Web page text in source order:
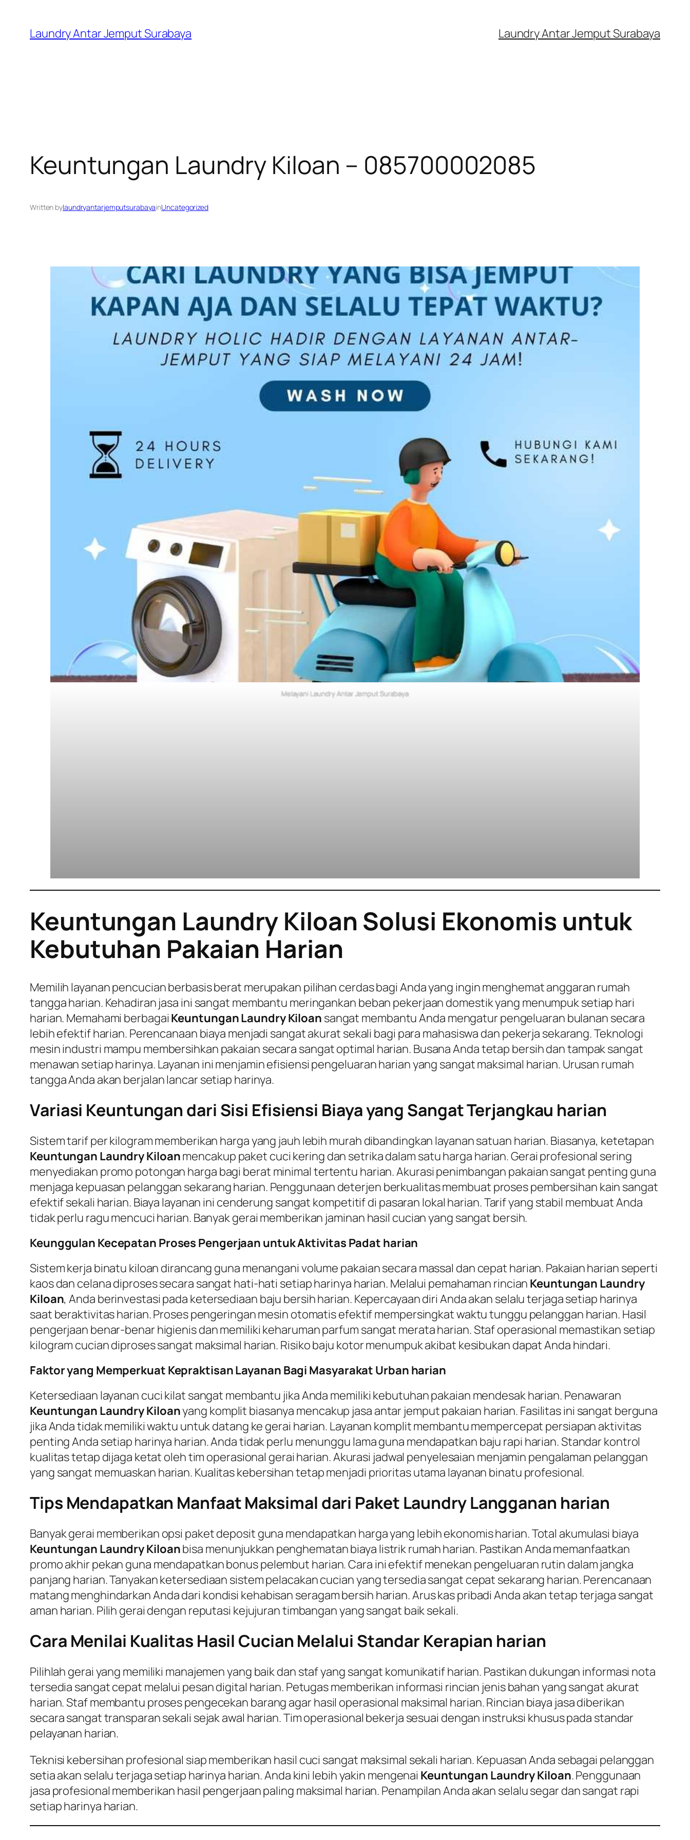
content
Laundry Antar Jemput Surabaya Laundry Antar Jemput Surabaya
Keuntungan Laundry Kiloan – 085700002085
Written bylaundryantarjemputsurabayainUncategorized
Melayani Laundry Antar Jemput Surabaya
Keuntungan Laundry Kiloan Solusi Ekonomis untuk
Kebutuhan Pakaian Harian
Memilih layanan pencucian berbasis berat merupakan pilihan cerdas bagi Anda yang ingin menghemat anggaran rumah
tangga harian. Kehadiran jasa ini sangat membantu meringankan beban pekerjaan domestik yang menumpuk setiap hari
harian. Memahami berbagai Keuntungan Laundry Kiloan sangat membantu Anda mengatur pengeluaran bulanan secara
lebih efektif harian. Perencanaan biaya menjadi sangat akurat sekali bagi para mahasiswa dan pekerja sekarang. Teknologi
mesin industri mampu membersihkan pakaian secara sangat optimal harian. Busana Anda tetap bersih dan tampak sangat
menawan setiap harinya. Layanan ini menjamin efisiensi pengeluaran harian yang sangat maksimal harian. Urusan rumah
tangga Anda akan berjalan lancar setiap harinya.
Variasi Keuntungan dari Sisi Efisiensi Biaya yang Sangat Terjangkau harian
Sistem tarif per kilogram memberikan harga yang jauh lebih murah dibandingkan layanan satuan harian. Biasanya, ketetapan
Keuntungan Laundry Kiloanmencakup paket cuci kering dan setrika dalam satu harga harian. Gerai profesional sering
menyediakan promo potongan harga bagi berat minimal tertentu harian. Akurasi penimbangan pakaian sangat penting guna
menjaga kepuasan pelanggan sekarang harian. Penggunaan deterjen berkualitas membuat proses pembersihan kain sangat
efektif sekali harian. Biaya layanan ini cenderung sangat kompetitif di pasaran lokal harian. Tarif yang stabil membuat Anda
tidak perlu ragu mencuci harian. Banyak gerai memberikan jaminan hasil cucian yang sangat bersih.
Keunggulan Kecepatan Proses Pengerjaan untuk Aktivitas Padat harian
Sistem kerja binatu kiloan dirancang guna menangani volume pakaian secara massal dan cepat harian. Pakaian harian seperti
kaos dan celana diproses secara sangat hati-hati setiap harinya harian. Melalui pemahaman rincian Keuntungan Laundry
Kiloan, Anda berinvestasi pada ketersediaan baju bersih harian. Kepercayaan diri Anda akan selalu terjaga setiap harinya
saat beraktivitas harian. Proses pengeringan mesin otomatis efektif mempersingkat waktu tunggu pelanggan harian. Hasil
pengerjaan benar-benar higienis dan memiliki keharuman parfum sangat merata harian. Staf operasional memastikan setiap
kilogram cucian diproses sangat maksimal harian. Risiko baju kotor menumpuk akibat kesibukan dapat Anda hindari.
Faktor yang Memperkuat Kepraktisan Layanan Bagi Masyarakat Urban harian
Ketersediaan layanan cuci kilat sangat membantu jika Anda memiliki kebutuhan pakaian mendesak harian. Penawaran
Keuntungan Laundry Kiloanyang komplit biasanya mencakup jasa antar jemput pakaian harian. Fasilitas ini sangat berguna
jika Anda tidak memiliki waktu untuk datang ke gerai harian. Layanan komplit membantu mempercepat persiapan aktivitas
penting Anda setiap harinya harian. Anda tidak perlu menunggu lama guna mendapatkan baju rapi harian. Standar kontrol
kualitas tetap dijaga ketat oleh tim operasional gerai harian. Akurasi jadwal penyelesaian menjamin pengalaman pelanggan
yang sangat memuaskan harian. Kualitas kebersihan tetap menjadi prioritas utama layanan binatu profesional.
Tips Mendapatkan Manfaat Maksimal dari Paket Laundry Langganan harian
Banyak gerai memberikan opsi paket deposit guna mendapatkan harga yang lebih ekonomis harian. Total akumulasi biaya
Keuntungan Laundry Kiloanbisa menunjukkan penghematan biaya listrik rumah harian. Pastikan Anda memanfaatkan
promo akhir pekan guna mendapatkan bonus pelembut harian. Cara ini efektif menekan pengeluaran rutin dalam jangka
panjang harian. Tanyakan ketersediaan sistem pelacakan cucian yang tersedia sangat cepat sekarang harian. Perencanaan
matang menghindarkan Anda dari kondisi kehabisan seragam bersih harian. Arus kas pribadi Anda akan tetap terjaga sangat
aman harian. Pilih gerai dengan reputasi kejujuran timbangan yang sangat baik sekali.
Cara Menilai Kualitas Hasil Cucian Melalui Standar Kerapian harian
Pilihlah gerai yang memiliki manajemen yang baik dan staf yang sangat komunikatif harian. Pastikan dukungan informasi nota
tersedia sangat cepat melalui pesan digital harian. Petugas memberikan informasi rincian jenis bahan yang sangat akurat
harian. Staf membantu proses pengecekan barang agar hasil operasional maksimal harian. Rincian biaya jasa diberikan
secara sangat transparan sekali sejak awal harian. Tim operasional bekerja sesuai dengan instruksi khusus pada standar
pelayanan harian.
Teknisi kebersihan profesional siap memberikan hasil cuci sangat maksimal sekali harian. Kepuasan Anda sebagai pelanggan
setia akan selalu terjaga setiap harinya harian. Anda kini lebih yakin mengenai Keuntungan Laundry Kiloan. Penggunaan
jasa profesional memberikan hasil pengerjaan paling maksimal harian. Penampilan Anda akan selalu segar dan sangat rapi
setiap harinya harian.